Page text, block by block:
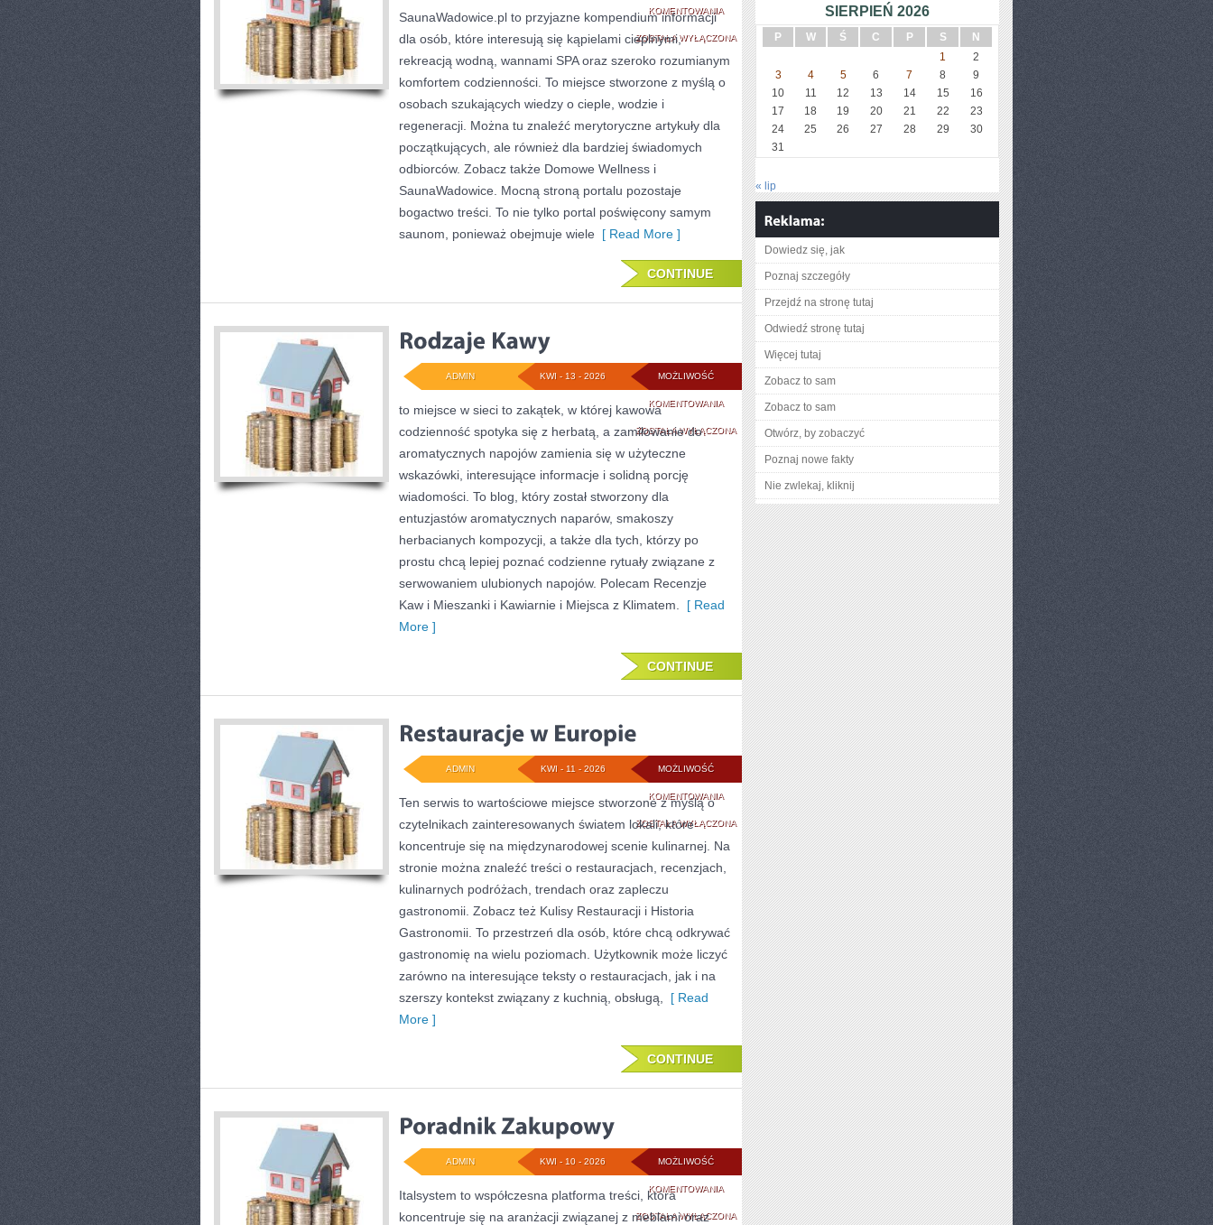
KOMENTOWANIADOMOWE
WELLNESS
ZOSTAŁA WYŁĄCZONA
SaunaWadowice.pl to przyjazne kompendium informacji
dla osób, które interesują się kąpielami cieplnymi,
rekreacją wodną, wannami SPA oraz szeroko rozumianym
komfortem codzienności. To miejsce stworzone z myślą o
osobach szukających wiedzy o cieple, wodzie i
regeneracji. Można tu znaleźć merytoryczne artykuły dla
początkujących, ale również dla bardziej świadomych
odbiorców. Zobacz także Domowe Wellness i
SaunaWadowice. Mocną stroną portalu pozostaje
bogactwo treści. To nie tylko portal poświęcony samym
saunom, ponieważ obejmuje wiele [ Read More ]
CONTINUE
MOŻLIWOŚĆ
KOMENTOWANIARODZAJE
KAWY
ZOSTAŁA WYŁĄCZONA
KWI - 13 - 2026
ADMIN
to miejsce w sieci to zakątek, w której kawowa
codzienność spotyka się z herbatą, a zamiłowanie do
aromatycznych napojów zamienia się w użyteczne
wskazówki, interesujące informacje i solidną porcję
wiadomości. To blog, który został stworzony dla
entuzjastów aromatycznych naparów, smakoszy
herbacianych kompozycji, a także dla tych, którzy po
prostu chcą lepiej poznać codzienne rytuały związane z
serwowaniem ulubionych napojów. Polecam Recenzje
Kaw i Mieszanki i Kawiarnie i Miejsca z Klimatem.
[ Read
More ]
CONTINUE
MOŻLIWOŚĆ
KOMENTOWANIARESTAURACJE
W
EUROPIE
ZOSTAŁA WYŁĄCZONA
KWI - 11 - 2026
ADMIN
Ten serwis to wartościowe miejsce stworzone z myślą o
czytelnikach zainteresowanych światem lokali, które
koncentruje się na międzynarodowej scenie kulinarnej. Na
stronie można znaleźć treści o restauracjach, recenzjach,
kulinarnych podróżach, trendach oraz zapleczu
gastronomii. Zobacz też Kulisy Restauracji i Historia
Gastronomii. To przestrzeń dla osób, które chcą odkrywać
gastronomię na wielu poziomach. Użytkownik może liczyć
zarówno na interesujące teksty o restauracjach, jak i na
szerszy kontekst związany z kuchnią, obsługą,
[ Read
More ]
CONTINUE
MOŻLIWOŚĆ
KOMENTOWANIAPORADNIK
ZAKUPOWY
ZOSTAŁA WYŁĄCZONA
KWI - 10 - 2026
ADMIN
Italsystem to współczesna platforma treści, która
koncentruje się na aranżacji związanej z meblami oraz
SIERPIEŃ 2026
P W Ś C P S
N
1
2
3
4 5 6 7 8
9
10
11 12 13 14 15
16
17
18 19 20 21 22
23
24
25 26 27 28 29
30
31
« lip
Dowiedz się, jak
Poznaj szczegóły
Przejdź na stronę tutaj
Odwiedź stronę tutaj
Więcej tutaj
Zobacz to sam
Zobacz to sam
Otwórz, by zobaczyć
Poznaj nowe fakty
Nie zwlekaj, kliknij